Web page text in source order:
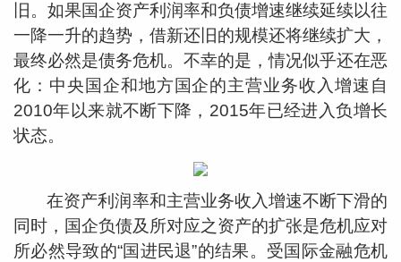
旧。如果国企资产利润率和负债增速继续延续以往
一降一升的趋势，借新还旧的规模还将继续扩大，
最终必然是债务危机。不幸的是，情况似乎还在恶
化：中央国企和地方国企的主营业务收入增速自
2010年以来就不断下降，2015年已经进入负增长
状态。
在资产利润率和主营业务收入增速不断下滑的
同时，国企负债及所对应之资产的扩张是危机应对
所必然导致的“国进民退”的结果。受国际金融危机